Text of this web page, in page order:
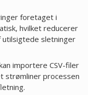
foretaget i
hvilket reducerer
utilsigtede sletninger
importere CSV-filer
strømliner processen